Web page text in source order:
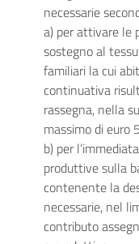
necessarie
a) per attivare le
sostegno al
familiari la cui
continuativa
rassegna, nella
massimo di euro
b) per
produttive sulla
contenente la
necessarie, nel
contributo